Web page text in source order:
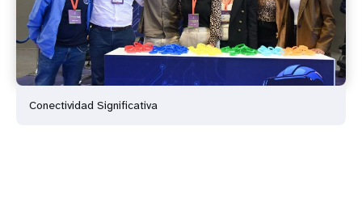
Conectividad Significativa